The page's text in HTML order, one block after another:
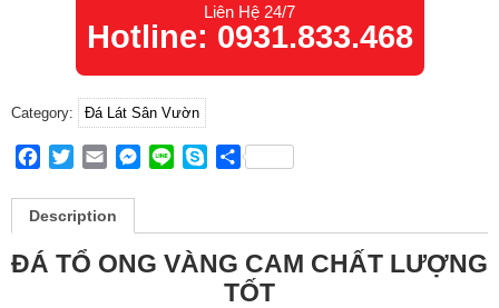
Liên Hệ 24/7
Hotline: 0931.833.468
Category: Đá Lát Sân Vườn
Facebook
TwitterEmailMessenger
Line SkypeShare
Description
ĐÁ TỔ ONG VÀNG CAM CHẤT LƯỢNG
TỐT